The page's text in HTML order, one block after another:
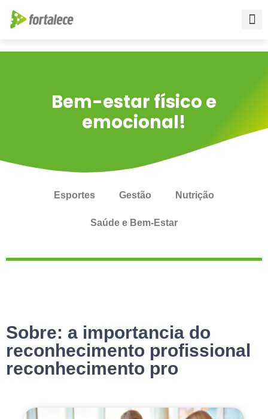
Bem-estar físico e
emocional!
Esportes Gestão Nutrição
Saúde e Bem-Estar
Sobre: a importancia do
reconhecimento profissional
reconhecimento pro